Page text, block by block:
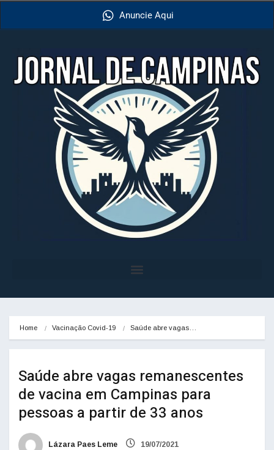
Anuncie Aqui
Home Vacinação Covid-19 Saúde abre vagas…
Saúde abre vagas remanescentes
de vacina em Campinas para
pessoas a partir de 33 anos
Lázara Paes Leme 19/07/2021